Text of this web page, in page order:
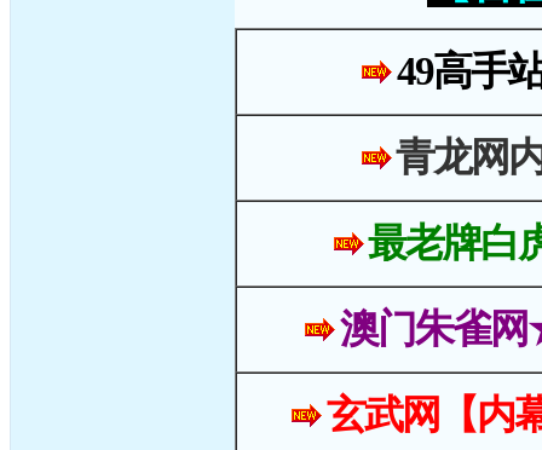
49高手
青龙网
最老牌白
澳门朱雀
玄武网【内